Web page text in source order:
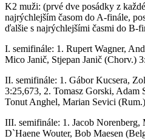
K2 muži: (prvé dve posádky z
najrýchlejším časom do A-finále,
ďalšie s najrýchlejšími časmi do B-
I. semifinále: 1. Rupert Wagner,
Mico Janič, Stjepan Janič (Chorv.)
II. semifinále: 1. Gábor Kucsera,
3:25,673, 2. Tomasz Gorski, Adam
Tonut Anghel, Marian Sevici
III. semifinále: 1. Jacob Norenberg,
D`Haene Wouter, Bob Maesen